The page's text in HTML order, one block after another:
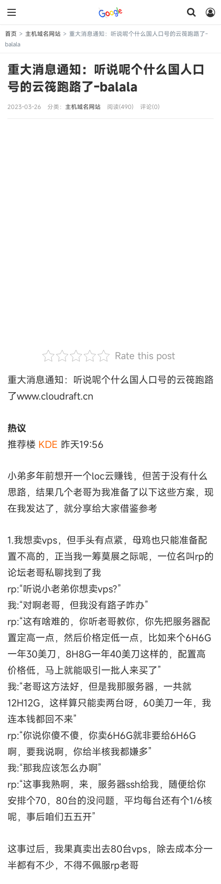
首页 > 主机域名网站 > 重大消息通知：听说呢个什么国人口号的云筏跑路了-
balala
重大消息通知：听说呢个什么国人口
号的云筏跑路了-balala
2023-03-26 分类： 主机域名网站 阅读(490) 评论(0)
Rate this post
重大消息通知：听说呢个什么国人口号的云筏跑路
了www.cloudraft.cn
热议
推荐楼 KDE 昨天19:56
小弟多年前想开一个loc云赚钱，但苦于没有什么
思路，结果几个老哥为我准备了以下这些方案，现
在我发达了，就分享给大家借鉴参考
1.我想卖vps，但手头有点紧，母鸡也只能准备配
置不高的，正当我一筹莫展之际呢，一位名叫rp的
论坛老哥私聊找到了我
rp:“听说小老弟你想卖vps?”
我:“对啊老哥，但我没有路子咋办”
rp:“这有啥难的，你听老哥教你，你先把服务器配
置定高一点，然后价格定低一点，比如来个6H6G
一年30美刀，8H8G一年40美刀这样的，配置高
价格低，马上就能吸引一批人来买了”
我:“老哥这方法好，但是我那服务器，一共就
12H12G，这样算只能卖两台呀，60美刀一年，我
连本钱都回不来”
rp:“你说你傻不傻，你卖6H6G就非要给6H6G
啊，要我说啊，你给半核我都嫌多”
我:“那我应该怎么办啊”
rp:“这事我熟啊，来，服务器ssh给我，随便给你
安排个70，80台的没问题，平均每台还有个1/6核
呢，事后咱们五五开”
这事过后，我果真卖出去80台vps，除去成本分一
半都有不少，不得不佩服rp老哥